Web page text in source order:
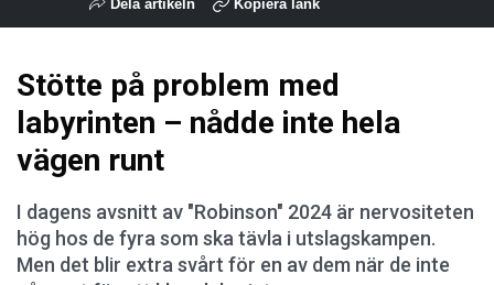
Dela artikeln Kopiera länk
Stötte på problem med
labyrinten – nådde inte hela
vägen runt
I dagens avsnitt av "Robinson" 2024 är nervositeten
hög hos de fyra som ska tävla i utslagskampen.
Men det blir extra svårt för en av dem när de inte